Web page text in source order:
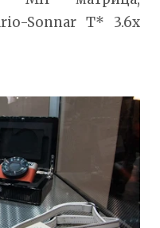
Sonnar T* 3.6x